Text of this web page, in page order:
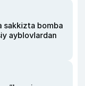
sakkizta bomba
ayblovlardan